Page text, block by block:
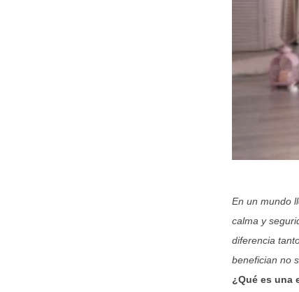
En un mundo
calma y
diferencia
benefician no
¿Qué es una